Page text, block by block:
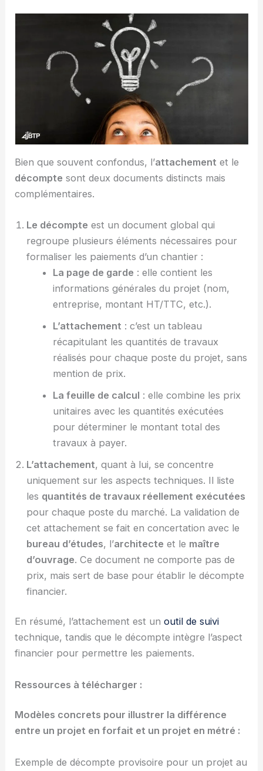
Bien que souvent confondus, l’attachement et le
décompte sont deux documents distincts mais
complémentaires.
Le décompte est un document global qui
regroupe plusieurs éléments nécessaires pour
formaliser les paiements d’un chantier :
La page de garde : elle contient les
informations générales du projet (nom,
entreprise, montant HT/TTC, etc.).
L’attachement : c’est un tableau
récapitulant les quantités de travaux
réalisés pour chaque poste du projet, sans
mention de prix.
La feuille de calcul : elle combine les prix
unitaires avec les quantités exécutées
pour déterminer le montant total des
travaux à payer.
L’attachement, quant à lui, se concentre
uniquement sur les aspects techniques. Il liste
les quantités de travaux réellement exécutées
pour chaque poste du marché. La validation de
cet attachement se fait en concertation avec le
bureau d’études, l’architecte et le maître
d’ouvrage. Ce document ne comporte pas de
prix, mais sert de base pour établir le décompte
financier.
En résumé, l’attachement est unoutil de suivi
technique, tandis que le décompte intègre l’aspect
financier pour permettre les paiements.
Ressources à télécharger :
Modèles concrets pour illustrer la différence
entre un projet en forfait et un projet en métré :
Exemple de décompte provisoire pour un projet au